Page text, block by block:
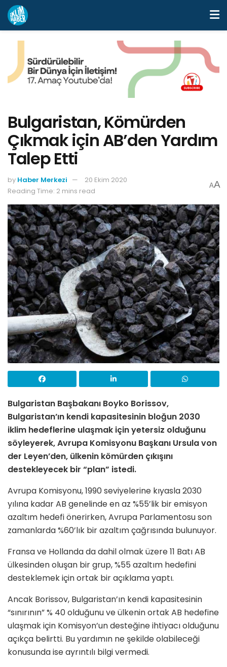
Bulgaristan, Kömürden
Çıkmak için AB’den Yardım
Talep Etti
by Haber Merkezi
20 Ekim 2020
Reading Time: 2 mins read
AA
Bulgaristan Başbakanı Boyko Borissov,
Bulgaristan’ın kendi kapasitesinin bloğun 2030
iklim hedeflerine ulaşmak için yetersiz olduğunu
söyleyerek, Avrupa Komisyonu Başkanı Ursula von
der Leyen’den, ülkenin kömürden çıkışını
destekleyecek bir “plan” istedi.
Avrupa Komisyonu, 1990 seviyelerine kıyasla 2030
yılına kadar AB genelinde en az %55’lik bir emisyon
azaltım hedefi önerirken, Avrupa Parlamentosu son
zamanlarda %60’lık bir azaltım çağrısında bulunuyor.
Fransa ve Hollanda da dahil olmak üzere 11 Batı AB
ülkesinden oluşan bir grup, %55 azaltım hedefini
desteklemek için ortak bir açıklama yaptı.
Ancak Borissov, Bulgaristan’ın kendi kapasitesinin
“sınırının” % 40 olduğunu ve ülkenin ortak AB hedefine
ulaşmak için Komisyon’un desteğine ihtiyacı olduğunu
açıkça belirtti. Bu yardımın ne şekilde olabileceği
konusunda ise ayrıntılı bilgi vermedi.